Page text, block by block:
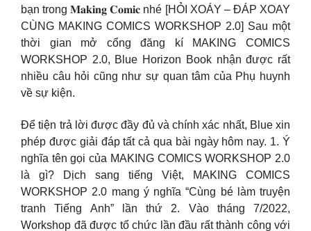
bạn trong 𝐌𝐚𝐤𝐢𝐧𝐠 𝐂𝐨𝐦𝐢𝐜 nhé [HỎI XOÁY – ĐÁP XOAY
CÙNG MAKING COMICS WORKSHOP 2.0] Sau một
thời gian mở cổng đăng kí MAKING COMICS
WORKSHOP 2.0, Blue Horizon Book nhận được rất
nhiều câu hỏi cũng như sự quan tâm của Phụ huynh
về sự kiện.
Để tiện trả lời được đầy đủ và chính xác nhất, Blue xin
phép được giải đáp tất cả qua bài ngày hôm nay. 1. Ý
nghĩa tên gọi của MAKING COMICS WORKSHOP 2.0
là gì? Dịch sang tiếng Việt, MAKING COMICS
WORKSHOP 2.0 mang ý nghĩa “Cùng bé làm truyện
tranh Tiếng Anh” lần thứ 2. Vào tháng 7/2022,
Workshop đã được tổ chức lần đầu rất thành công với